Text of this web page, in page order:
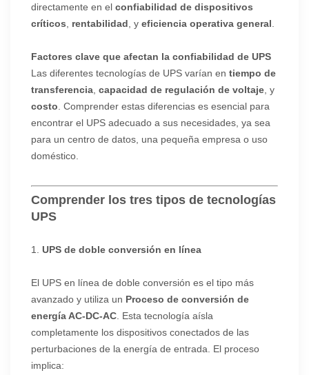
directamente en el confiabilidad de dispositivos
críticos, rentabilidad, y eficiencia operativa general.
Factores clave que afectan la confiabilidad de UPS
Las diferentes tecnologías de UPS varían en tiempo de
transferencia, capacidad de regulación de voltaje, y
costo. Comprender estas diferencias es esencial para
encontrar el UPS adecuado a sus necesidades, ya sea
para un centro de datos, una pequeña empresa o uso
doméstico.
Comprender los tres tipos de tecnologías
UPS
1. UPS de doble conversión en línea
El UPS en línea de doble conversión es el tipo más
avanzado y utiliza un Proceso de conversión de
energía AC-DC-AC. Esta tecnología aísla
completamente los dispositivos conectados de las
perturbaciones de la energía de entrada. El proceso
implica: